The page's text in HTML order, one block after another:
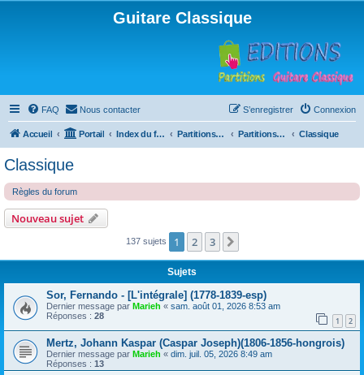
Guitare Classique
FAQ Nous contacter Connexion
S’enregistrer
Accueil Portail Index du forum Partitions pour guitare en libre téléchargement Partitions classées par compositeur Classique
Classique
Règles du forum
Nouveau sujet
137 sujets 1 2 3
Sujets
Sor, Fernando - [L'intégrale] (1778-1839-esp)
Dernier message par Marieh « sam. août 01, 2026 8:53 am
Réponses : 28 1 2
Mertz, Johann Kaspar (Caspar Joseph)(1806-1856-hongrois)
Dernier message par Marieh « dim. juil. 05, 2026 8:49 am
Réponses : 13